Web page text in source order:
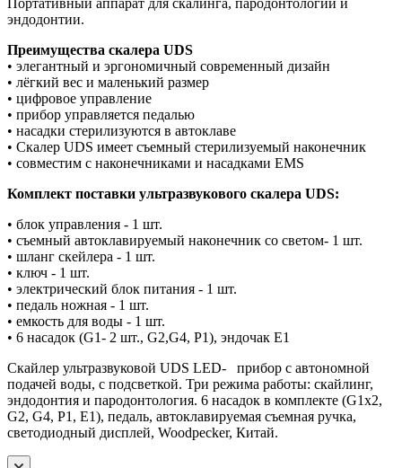
эндодонтии.
Преимущества скалера UDS
• элегантный и эргономичный современный дизайн
• лёгкий вес и маленький размер
• цифровое управление
• прибор управляется педалью
• насадки стерилизуются в автоклаве
• Скалер UDS имеет съемный стерилизуемый наконечник
• совместим с наконечниками и насадками EMS
Комплект поставки ультразвукового скалера UDS:
• блок управления - 1 шт.
• съемный автоклавируемый наконечник со светом- 1 шт.
• шланг скейлера - 1 шт.
• ключ - 1 шт.
• электрический блок питания - 1 шт.
• педаль ножная - 1 шт.
• емкость для воды - 1 шт.
• 6 насадок (G1- 2 шт., G2,G4, P1), эндочак E1
Скайлер ультразвуковой UDS LED- прибор с автономной
подачей воды, с подсветкой. Три режима работы: скайлинг,
эндодонтия и пародонтология. 6 насадок в комплекте (G1x2,
G2, G4, P1, E1), педаль, автоклавируемая съемная ручка,
cветодиодный дисплей, Woodpecker, Китай.